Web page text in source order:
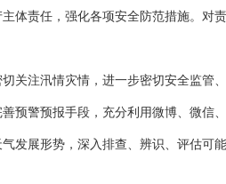
体责任，强化各项安全防范措施。对
关注汛情灾情，进一步密切安全监管
预警预报手段，充分利用微博、微信
发展形势，深入排查、辨识、评估可